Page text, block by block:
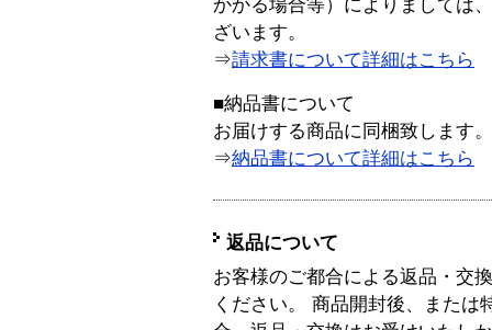
かかる場合等）によりましては
ざいます。
⇒請求書について詳細はこちら
■納品書について
お届けする商品に同梱致します。
⇒納品書について詳細はこちら
返品について
お客様のご都合による返品・交
ください。 商品開封後、または